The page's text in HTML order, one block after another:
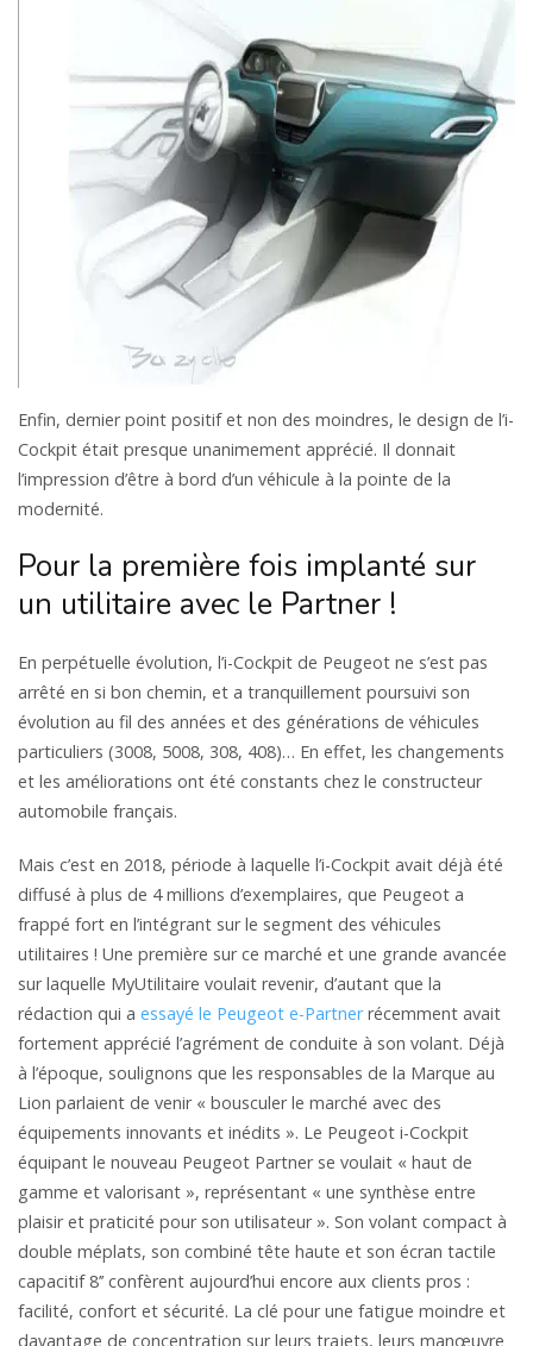
Enfin, dernier point positif et non des moindres, le design de l’i-
Cockpit était presque unanimement apprécié. Il donnait
l’impression d’être à bord d’un véhicule à la pointe de la
modernité.
Pour la première fois implanté sur
un utilitaire avec le Partner !
En perpétuelle évolution, l’i-Cockpit de Peugeot ne s’est pas
arrêté en si bon chemin, et a tranquillement poursuivi son
évolution au fil des années et des générations de véhicules
particuliers (3008, 5008, 308, 408)… En effet, les changements
et les améliorations ont été constants chez le constructeur
automobile français.
Mais c’est en 2018, période à laquelle l’i-Cockpit avait déjà été
diffusé à plus de 4 millions d’exemplaires, que Peugeot a
frappé fort en l’intégrant sur le segment des véhicules
utilitaires ! Une première sur ce marché et une grande avancée
sur laquelle MyUtilitaire voulait revenir, d’autant que la
rédaction qui a essayé le Peugeot e-Partnerrécemment avait
fortement apprécié l’agrément de conduite à son volant. Déjà
à l’époque, soulignons que les responsables de la Marque au
Lion parlaient de venir « bousculer le marché avec des
équipements innovants et inédits ». Le Peugeot i-Cockpit
équipant le nouveau Peugeot Partner se voulait « haut de
gamme et valorisant », représentant « une synthèse entre
plaisir et praticité pour son utilisateur ». Son volant compact à
double méplats, son combiné tête haute et son écran tactile
capacitif 8’’ confèrent aujourd’hui encore aux clients pros :
facilité, confort et sécurité. La clé pour une fatigue moindre et
davantage de concentration sur leurs trajets, leurs manœuvre